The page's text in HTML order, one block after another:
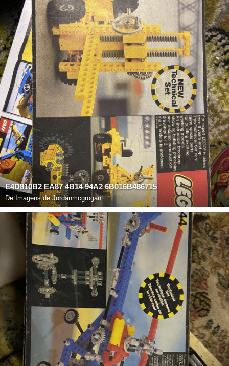
E4D810B2 EA87 4B14 94A2 6B016B486715
De Imagens de Jordanmcgrogan